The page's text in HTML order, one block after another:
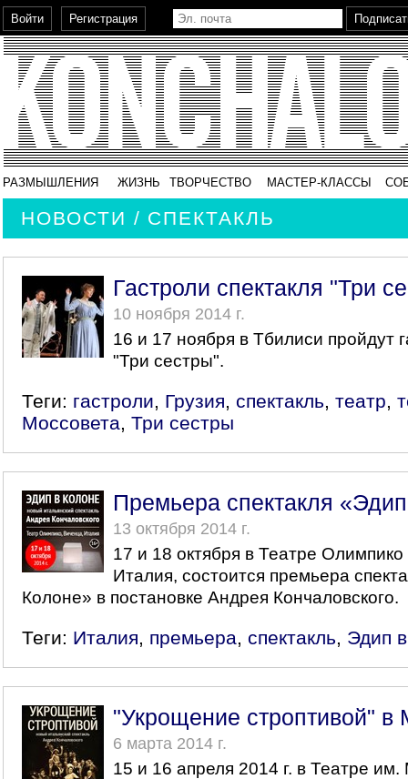
РАЗМЫШЛЕНИЯ ЖИЗНЬ ТВОРЧЕСТВО МАСТЕР-КЛАССЫ
НОВОСТИ / СПЕКТАКЛЬ
Гастроли спектакля "Три
10 ноября 2014 г.
16 и 17 ноября в Тбилиси пройдут
"Три сестры".
Теги: гастроли, Грузия, спектакль, театр,
Моссовета, Три сестры
Премьера спектакля
13 октября 2014 г.
17 и 18 октября в Театре
Италия, состоится премьера
Колоне» в постановке Андрея Кончаловского.
Теги: Италия, премьера, спектакль, Эдип
"Укрощение строптивой" в
6 марта 2014 г.
15 и 16 апреля 2014 г. в Театре